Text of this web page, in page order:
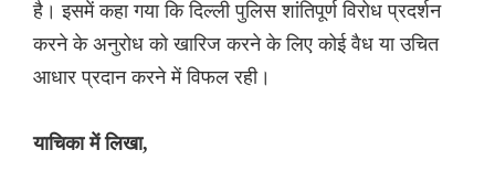
है। इसमें कहा गया कि दिल्ली पुलिस शांतिपूर्ण विरोध प्रदर्शन
करने के अनुरोध को खारिज करने के लिए कोई वैध या उचित
आधार प्रदान करने में विफल रही।
याचिका में लिखा,